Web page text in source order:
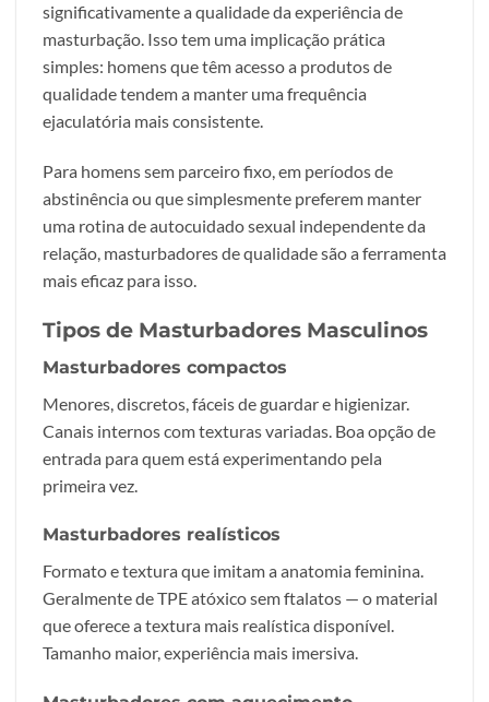
significativamente a qualidade da experiência de
masturbação. Isso tem uma implicação prática
simples: homens que têm acesso a produtos de
qualidade tendem a manter uma frequência
ejaculatória mais consistente.
Para homens sem parceiro fixo, em períodos de
abstinência ou que simplesmente preferem manter
uma rotina de autocuidado sexual independente da
relação, masturbadores de qualidade são a ferramenta
mais eficaz para isso.
Tipos de Masturbadores Masculinos
Masturbadores compactos
Menores, discretos, fáceis de guardar e higienizar.
Canais internos com texturas variadas. Boa opção de
entrada para quem está experimentando pela
primeira vez.
Masturbadores realísticos
Formato e textura que imitam a anatomia feminina.
Geralmente de TPE atóxico sem ftalatos — o material
que oferece a textura mais realística disponível.
Tamanho maior, experiência mais imersiva.